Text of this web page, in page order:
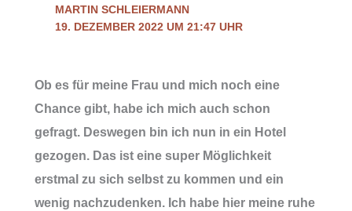
MARTIN SCHLEIERMANN
19. DEZEMBER 2022 UM 21:47 UHR
Ob es für meine Frau und mich noch eine
Chance gibt, habe ich mich auch schon
gefragt. Deswegen bin ich nun in ein Hotel
gezogen. Das ist eine super Möglichkeit
erstmal zu sich selbst zu kommen und ein
wenig nachzudenken. Ich habe hier meine ruhe